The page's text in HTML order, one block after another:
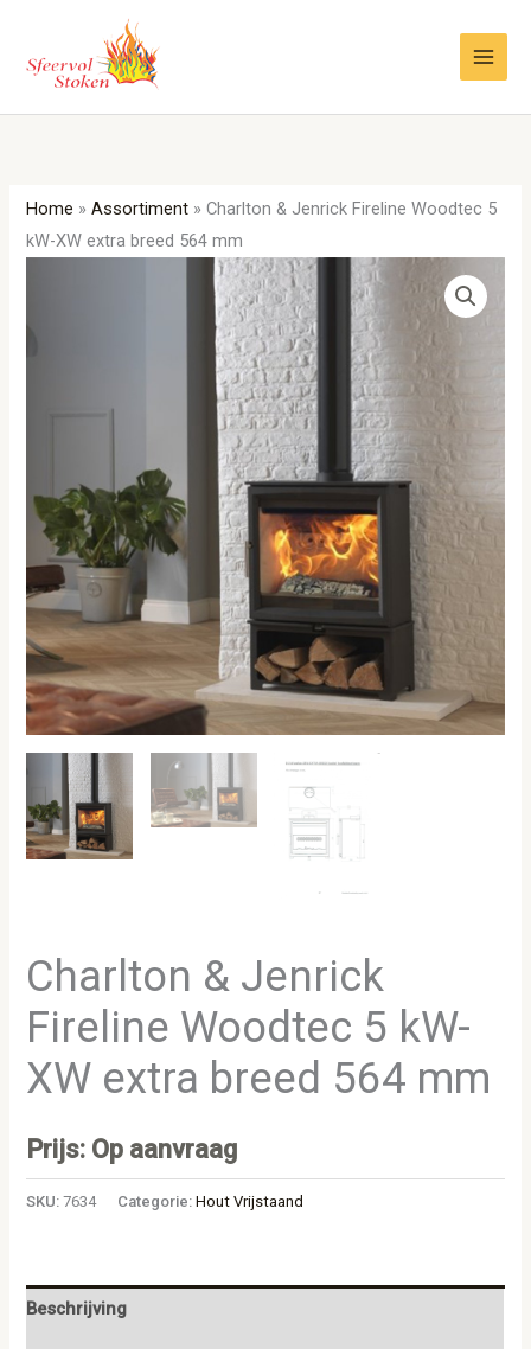
inhoud
Home »Assortiment »Charlton & Jenrick Fireline Woodtec 5
kW-XW extra breed 564 mm
Charlton & Jenrick
Fireline Woodtec 5 kW-
XW extra breed 564 mm
Prijs: Op aanvraag
SKU:7634 Categorie:Hout Vrijstaand
Beschrijving